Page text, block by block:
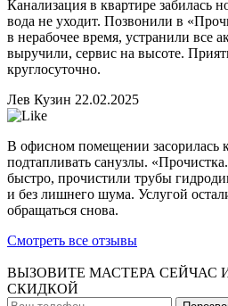
Канализация в квартире забилась
вода не уходит. Позвонили в
в нерабочее время, устранили все
выручили, сервис на высоте.
круглосуточно.
Лев Кузин 22.02.2025
В офисном помещении засорилась
подтапливать санузлы.
быстро, прочистили трубы
и без лишнего шума. Услугой
обращаться снова.
Смотреть все отзывы
ВЫЗОВИТЕ МАСТЕРА СЕЙЧАС
СКИДКОЙ